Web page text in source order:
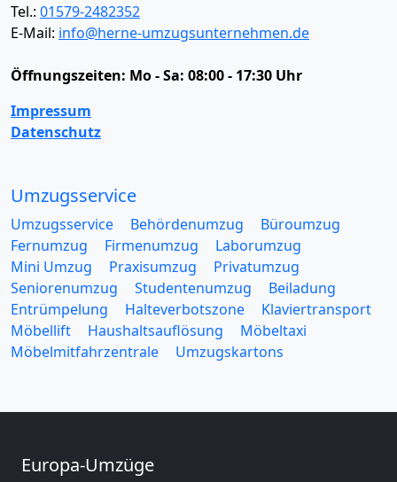
Tel.: 01579-2482352
E-Mail: info@herne-umzugsunternehmen.de
Öffnungszeiten: Mo - Sa: 08:00 - 17:30 Uhr
Impressum
Datenschutz
Umzugsservice
Umzugsservice Behördenumzug
Büroumzug
Fernumzug
Firmenumzug
Laborumzug
Mini Umzug
Praxisumzug
Privatumzug
Seniorenumzug
Studentenumzug
Beiladung
Entrümpelung
Halteverbotszone
Klaviertransport
Möbellift
Haushaltsauflösung
Möbeltaxi
Möbelmitfahrzentrale
Umzugskartons
Europa-Umzüge